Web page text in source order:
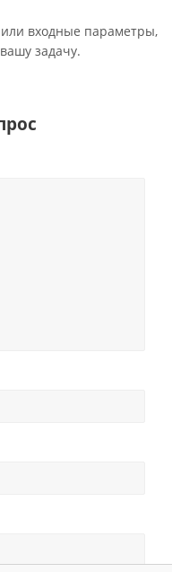
входные параметры,
задачу.